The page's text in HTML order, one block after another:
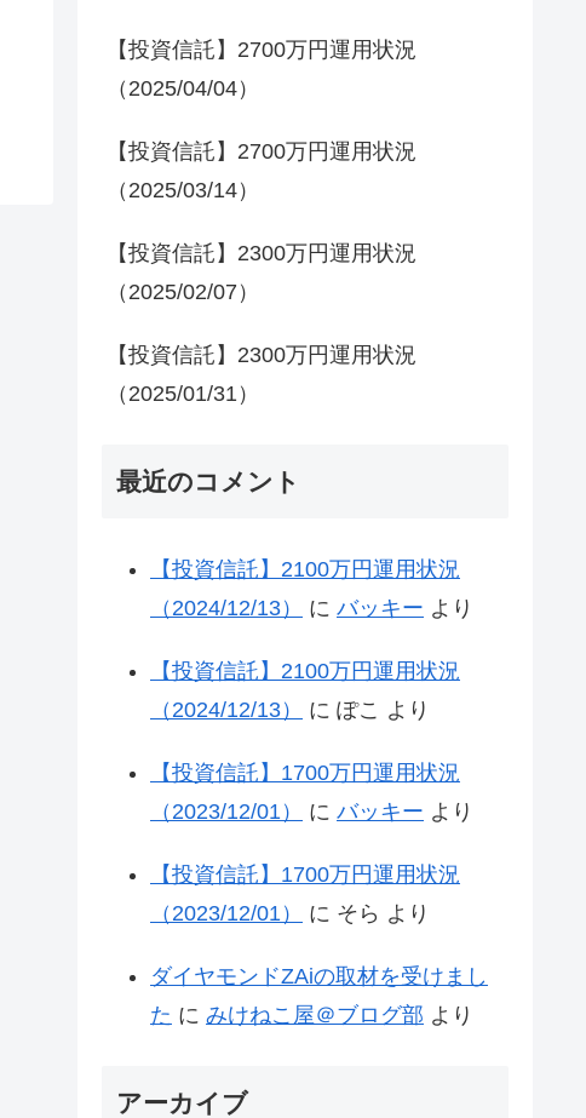
【投資信託】2700万円運用状況
（2025/04/04）
【投資信託】2700万円運用状況
（2025/03/14）
【投資信託】2300万円運用状況
（2025/02/07）
【投資信託】2300万円運用状況
（2025/01/31）
最近のコメント
【投資信託】2100万円運用状況
（2024/12/13）
に バッキー より
【投資信託】2100万円運用状況
（2024/12/13）
に ぽこ より
【投資信託】1700万円運用状況
（2023/12/01）
に バッキー より
【投資信託】1700万円運用状況
（2023/12/01）
に そら より
ダイヤモンドZAiの取材を受けまし
た に みけねこ屋＠ブログ部 より
アーカイブ